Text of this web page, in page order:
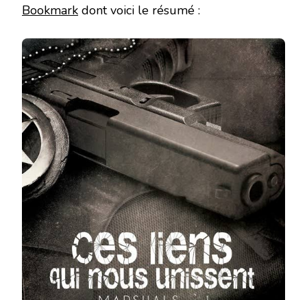
Bookmark dont voici le résumé :